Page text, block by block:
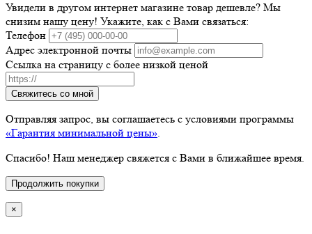
Увидели в другом интернет магазине товар дешевле? Мы
снизим нашу цену! Укажите, как с Вами связаться:
Телефон
Адрес электронной почты
Ссылка на страницу с более низкой ценой
Свяжитесь со мной
Отправляя запрос, вы соглашаетесь с условиями программы
«Гарантия минимальной цены».
Спасибо! Наш менеджер свяжется с Вами в ближайшее время.
Продолжить покупки
×